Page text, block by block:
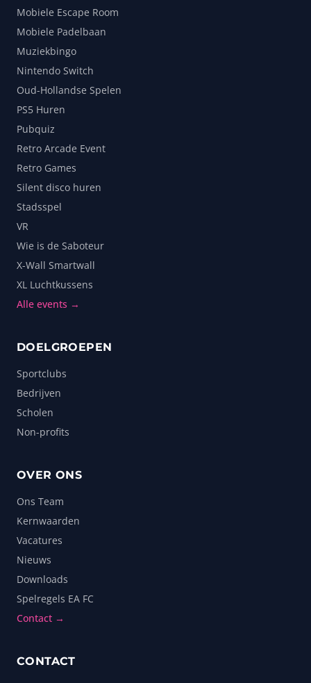
Mobiele Escape Room
Mobiele Padelbaan
Muziekbingo
Nintendo Switch
Oud-Hollandse Spelen
PS5 Huren
Pubquiz
Retro Arcade Event
Retro Games
Silent disco huren
Stadsspel
VR
Wie is de Saboteur
X-Wall Smartwall
XL Luchtkussens
Alle events →
DOELGROEPEN
Sportclubs
Bedrijven
Scholen
Non-profits
OVER ONS
Ons Team
Kernwaarden
Vacatures
Nieuws
Downloads
Spelregels EA FC
Contact →
CONTACT